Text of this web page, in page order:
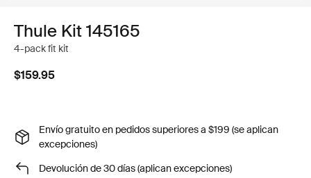
Thule Kit 145165
4-pack fit kit
$159.95
Envío gratuito en pedidos superiores a $199 (se aplican
excepciones)
Devolución de 30 días (aplican excepciones)